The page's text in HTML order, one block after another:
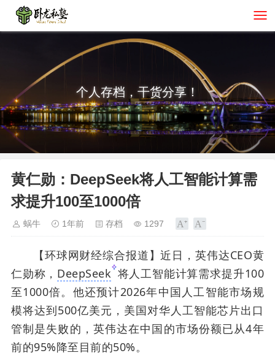
个人存档，干货分享！
黄仁勋：DeepSeek将人工智能计算需
求提升100至1000倍
蜗牛 1年前 存档 1297
【环球网财经综合报道】近日，英伟达CEO黄
仁勋称， DeepSeek 将人工智能计算需求提升100
至1000倍。他还预计2026年中国人工智能市场规
模将达到500亿美元，美国对华人工智能芯片出口
管制是失败的，英伟达在中国的市场份额已从4年
前的95%降至目前的50%。